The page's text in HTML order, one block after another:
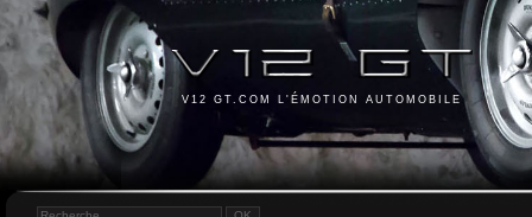
V12 GT.COM L'ÉMOTION AUTOMOBILE